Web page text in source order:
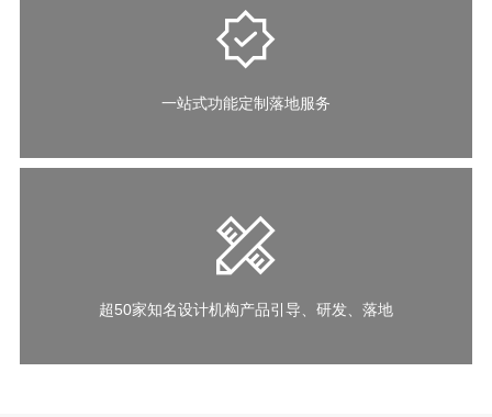
一站式功能定制落地服务
超50家知名设计机构产品引导、研发、落地